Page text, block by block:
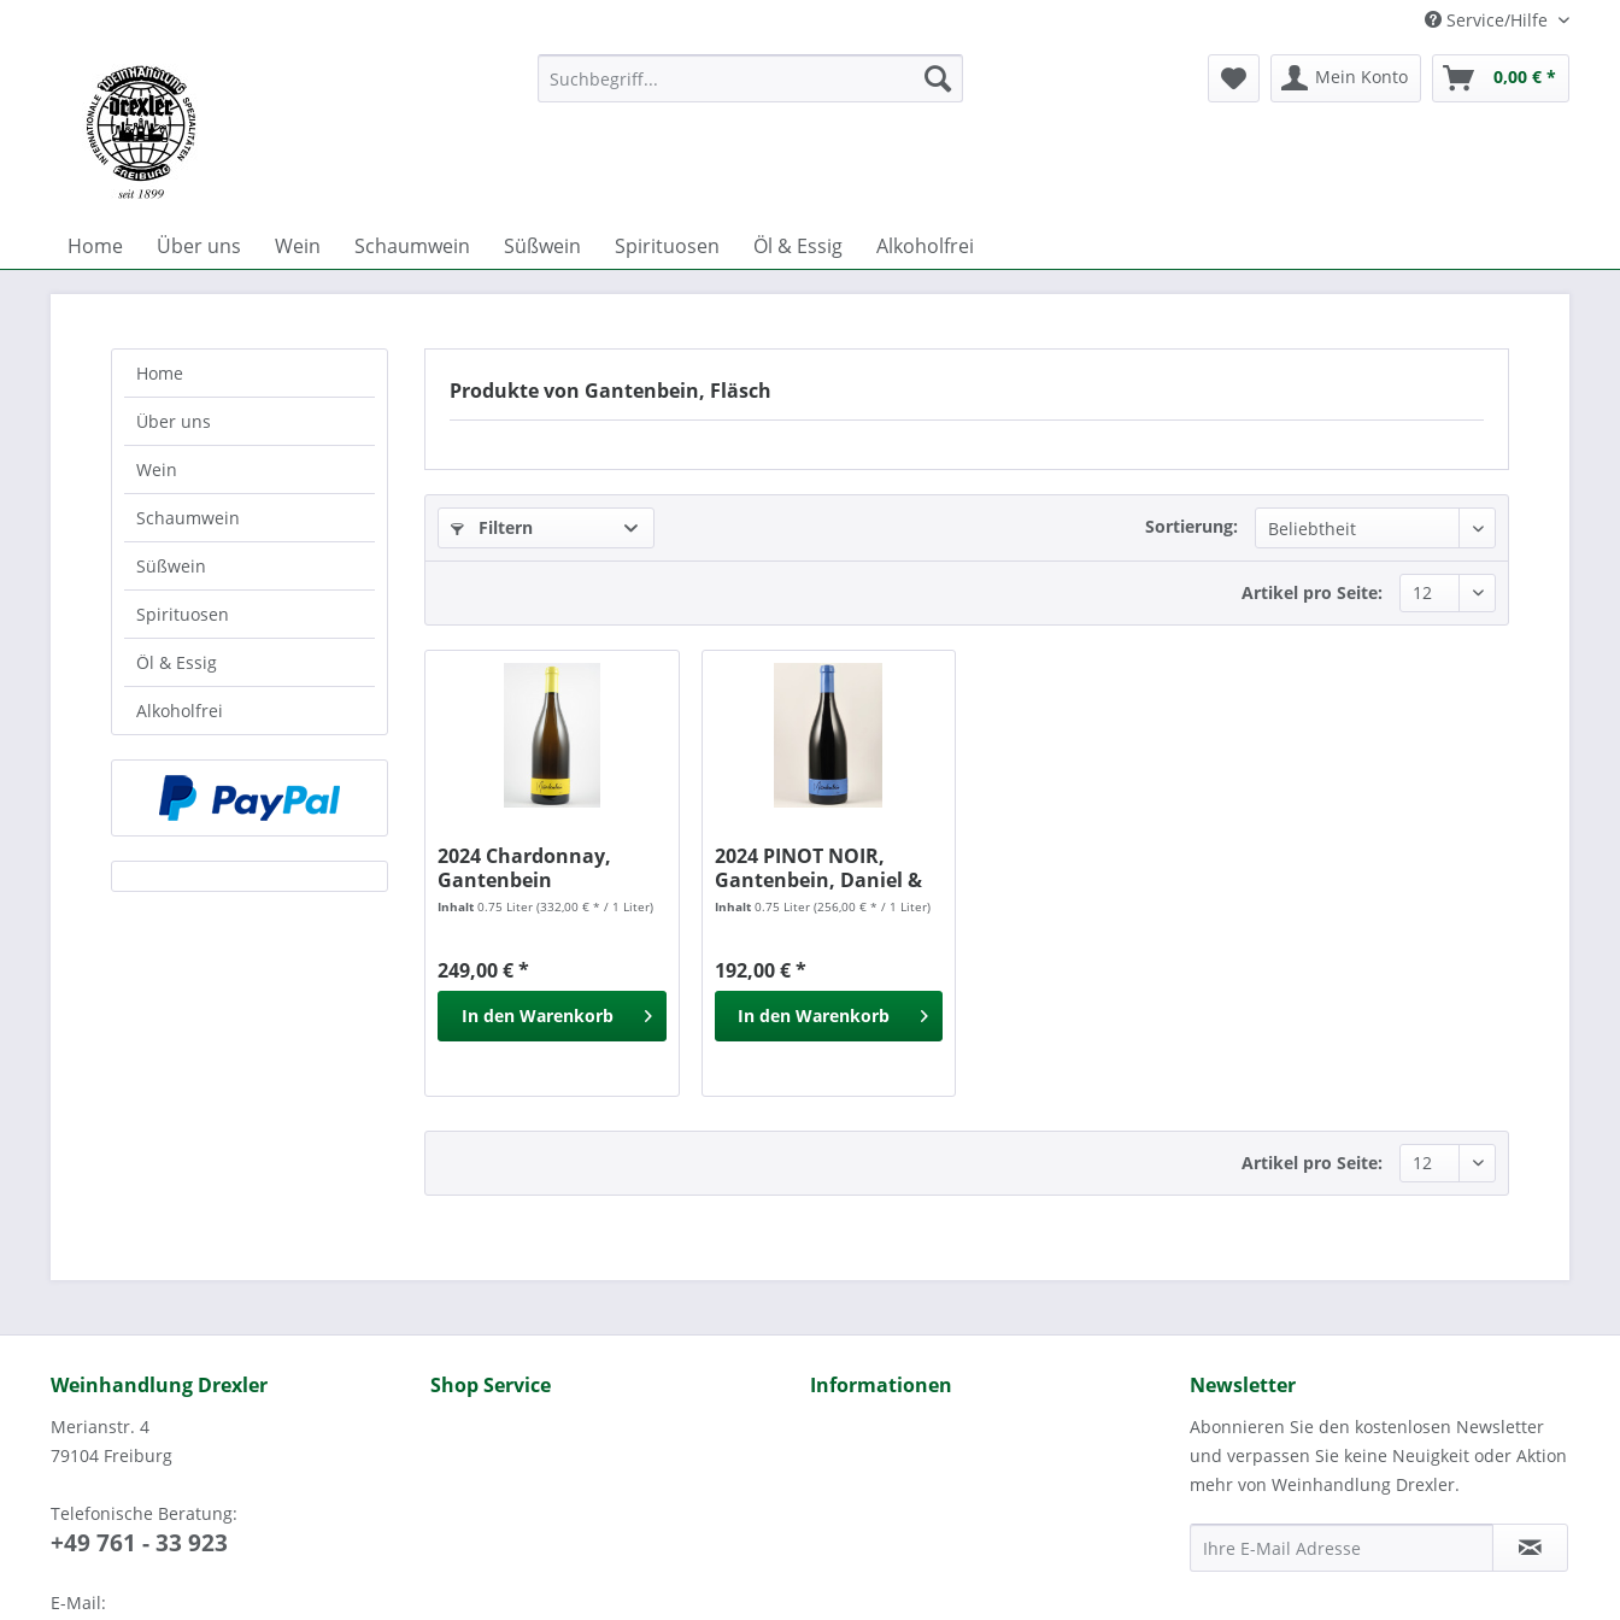
Service/Hilfe
Mein Konto 0,00 € *
Home Über uns Wein Schaumwein Süßwein Spirituosen Öl & Essig Alkoholfrei
Home
Über uns
Wein
Schaumwein
Süßwein
Spirituosen
Öl & Essig
Alkoholfrei
Produkte von Gantenbein, Fläsch
Filtern Sortierung:
Artikel pro Seite:
2024 Chardonnay,
Gantenbein
Inhalt0.75 Liter(332,00 € * / 1 Liter)
249,00 € *
In den Warenkorb
2024 PINOT NOIR,
Gantenbein, Daniel &
Marta
Inhalt 0.75 Liter (256,00 € * / 1 Liter)
192,00 € *
In den Warenkorb
Artikel pro Seite:
Weinhandlung Drexler
Merianstr. 4
79104 Freiburg
Telefonische Beratung:
+49 761 - 33 923
E-Mail:
Shop Service Informationen Newsletter
Abonnieren Sie den kostenlosen Newsletter
und verpassen Sie keine Neuigkeit oder Aktion
mehr von Weinhandlung Drexler.